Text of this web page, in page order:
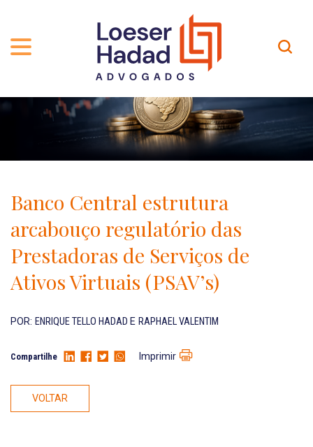
QUEM SOMOS
INCLUSÃO E DIVERSIDADE
PRÊMIOS
NOSSA EQUIPE
ÁREAS DE ATUAÇÃO
PROFISSIONAIS
CARREIRA
Contato
Localização
EN-US
Banco Central estrutura
arcabouço regulatório das
Prestadoras de Serviços de
Ativos Virtuais (PSAV’s)
POR: ENRIQUE TELLO HADAD E RAPHAEL VALENTIM
Compartilhe Imprimir
VOLTAR